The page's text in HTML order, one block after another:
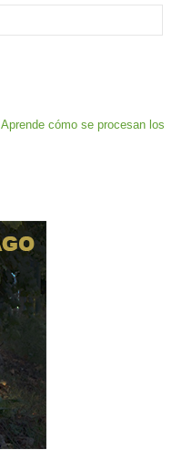
Aprende cómo se procesan los